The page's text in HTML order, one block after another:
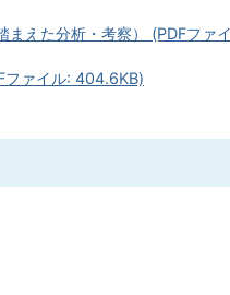
えた分析・考察） (PDFファ
ファイル: 404.6KB)